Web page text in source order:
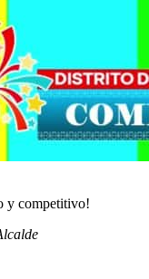
y competitivo!